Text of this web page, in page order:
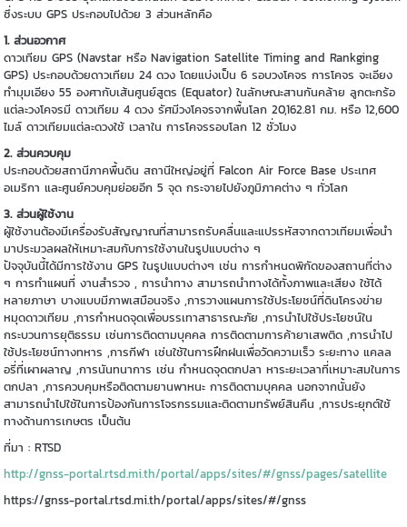
ซึ่งระบบ GPS ประกอบไปด้วย 3 ส่วนหลักคือ
1. ส่วนอวกาศ
ดาวเทียม GPS (Navstar หรือ Navigation Satellite Timing and Rankging
GPS) ประกอบด้วยดาวเทียม 24 ดวง โดยแบ่งเป็น 6 รอบวงโคจร การโคจร จะเอียง
ทำมุมเอียง 55 องศากับเส้นศูนย์สูตร (Equator) ในลักษณะสานกันคล้าย ลูกตะกร้อ
แต่ละวงโคจรมี ดาวเทียม 4 ดวง รัศมีวงโคจรจากพื้นโลก 20,162.81 กม. หรือ 12,600
ไมล์ ดาวเทียมแต่ละดวงใช้ เวลาใน การโคจรรอบโลก 12 ชั่วโมง
2. ส่วนควบคุม
ประกอบด้วยสถานีภาคพื้นดิน สถานีใหญ่อยู่ที่ Falcon Air Force Base ประเทศ
อเมริกา และศูนย์ควบคุมย่อยอีก 5 จุด กระจายไปยังภูมิภาคต่าง ๆ ทั่วโลก
3. ส่วนผู้ใช้งาน
ผู้ใช้งานต้องมีเครื่องรับสัญญาณที่สามารถรับคลื่นและแปรรหัสจากดาวเทียมเพื่อนำ
มาประมวลผลให้เหมาะสมกับการใช้งานในรูปแบบต่าง ๆ
ปัจจุบันนี้ได้มีการใช้งาน GPS ในรูปแบบต่างๆ เช่น การกำหนดพิกัดของสถานที่ต่าง
ๆ การทำแผนที่ งานสำรวจ , การนำทาง สามารถนำทางได้ทั้งภาพและเสียง ใช้ได้
หลายภาษา บางแบบมีภาพเสมือนจริง ,การวางแผนการใช้ประโยชน์ที่ดินโครงข่าย
หมุดดาวเทียม ,การกำหนดจุดเพื่อบรรเทาสาธารณะภัย ,การนำไปใช้ประโยชน์ใน
กระบวนการยุติธรรม เช่นการติดตามบุคคล การติดตามการค้ายาเสพติด ,การนำไป
ใช้ประโยชน์ทางทหาร ,การกีฬา เช่นใช้ในการฝึกฝนเพื่อวัดความเร็ว ระยะทาง แคลล
อรี่ที่เผาผลาญ ,การนันทนาการ เช่น กำหนดจุดตกปลา หาระยะเวลาที่เหมาะสมในการ
ตกปลา ,การควบคุมหรือติดตามยานพาหนะ การติดตามบุคคล นอกจากนั้นยัง
สามารถนำไปใช้ในการป้องกันการโจรกรรมและติดตามทรัพย์สินคืน ,การประยุกต์ใช้
ทางด้านการเกษตร เป็นต้น
ที่มา : RTSD
http://gnss-portal.rtsd.mi.th/portal/apps/sites/#/gnss/pages/satellite
https://gnss-portal.rtsd.mi.th/portal/apps/sites/#/gnss